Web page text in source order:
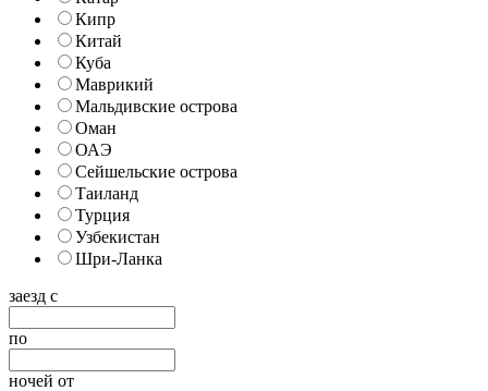
Кипр
Китай
Куба
Маврикий
Мальдивские острова
Оман
ОАЭ
Сейшельские острова
Таиланд
Турция
Узбекистан
Шри-Ланка
заезд с
по
ночей от